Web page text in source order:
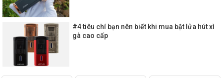
#4 tiêu chí bạn nên biết khi mua bật lửa hút xì
gà cao cấp